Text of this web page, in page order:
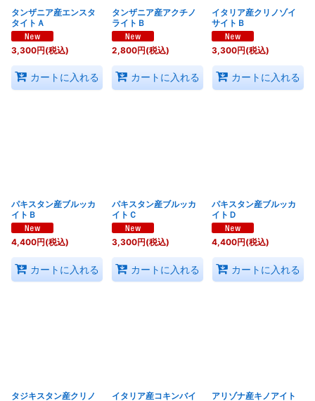
タンザニア産エンスタ
タイトＡ
3,300円(税込)
カートに入れる
タンザニア産アクチノ
ライトＢ
2,800円(税込)
カートに入れる
イタリア産クリノゾイ
サイトＢ
3,300円(税込)
カートに入れる
パキスタン産ブルッカ
イトＢ
4,400円(税込)
カートに入れる
パキスタン産ブルッカ
イトＣ
3,300円(税込)
カートに入れる
パキスタン産ブルッカ
イトＤ
4,400円(税込)
カートに入れる
タジキスタン産クリノ イタリア産コキンバイ アリゾナ産キノアイト